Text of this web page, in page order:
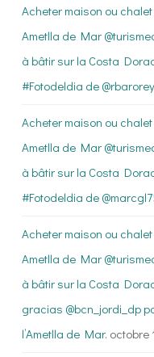
Acheter maison ou
Ametlla de Mar
à bâtir sur la Costa
#Fotodeldia de @rbarorey
Acheter maison ou
Ametlla de Mar
à bâtir sur la Costa
#Fotodeldia de
Acheter maison ou
Ametlla de Mar
à bâtir sur la Costa
gracias @bcn_jordi_dp
l’Ametlla de Mar. octobre